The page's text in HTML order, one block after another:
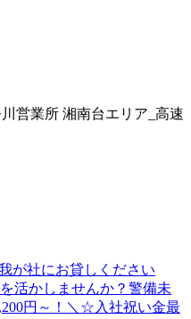
営業所 湘南台エリア_高速
が社にお貸しください
活かしませんか？警備未
円～！＼☆入社祝い金最